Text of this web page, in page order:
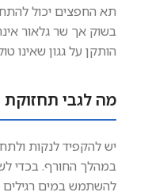
תא החפצים יכול
בשוק אך שר גלאור
הותקן על גגון שאינו
מה לגבי
יש להקפיד לנקות
במהלך החורף. בכדי
להשתמש במים רגילים